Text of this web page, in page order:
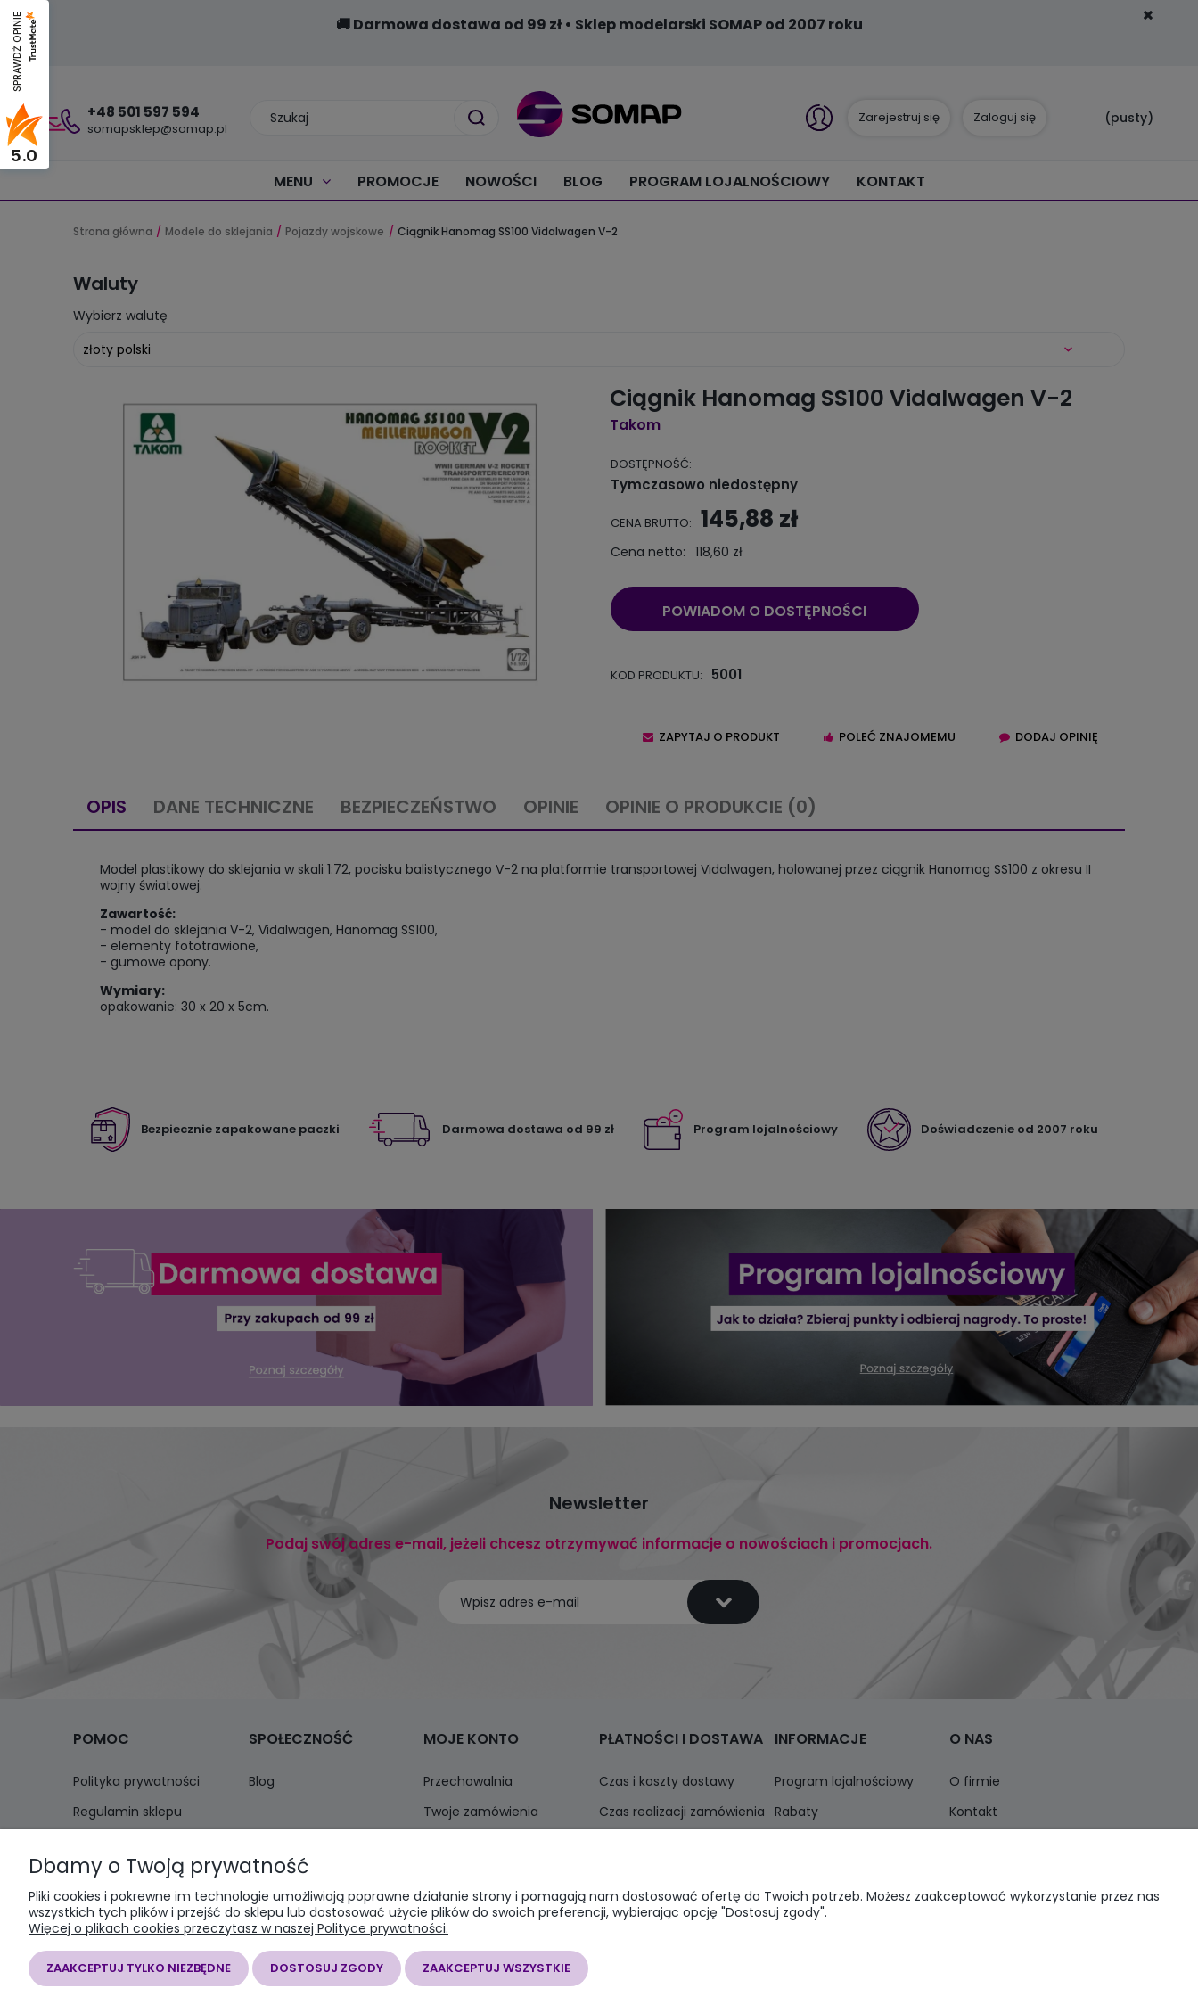
🚚 Darmowa dostawa od 99 zł • Sklep modelarski SOMAP od 2007 roku
+48 501 597 594
somapsklep@somap.pl
(pusty)
Zarejestruj się Zaloguj się
MENU PROMOCJE NOWOŚCI BLOG PROGRAM LOJALNOŚCIOWY KONTAKT
Strona główna Modele do sklejania Pojazdy wojskowe Ciągnik Hanomag SS100 Vidalwagen V-2
Waluty
Wybierz walutę
Ciągnik Hanomag SS100 Vidalwagen V-2
Takom
DOSTĘPNOŚĆ:
Tymczasowo niedostępny
CENA BRUTTO: 145,88 zł
Cena netto: 118,60 zł
POWIADOM O DOSTĘPNOŚCI
KOD PRODUKTU: 5001
ZAPYTAJ O PRODUKT POLEĆ ZNAJOMEMU DODAJ OPINIĘ
OPIS DANE TECHNICZNE BEZPIECZEŃSTWO OPINIE OPINIE O PRODUKCIE (0)
Model plastikowy do sklejania w skali 1:72, pocisku balistycznego V-2 na platformie transportowej Vidalwagen, holowanej przez ciągnik Hanomag SS100 z okresu II
wojny światowej.
Zawartość:
- model do sklejania V-2, Vidalwagen, Hanomag SS100,
- elementy fototrawione,
- gumowe opony.
Wymiary:
opakowanie: 30 x 20 x 5cm.
Bezpiecznie zapakowane paczki Darmowa dostawa od 99 zł Program lojalnościowy Doświadczenie od 2007 roku
Newsletter
Podaj swój adres e-mail, jeżeli chcesz otrzymywać informacje o nowościach i promocjach.
POMOC
Polityka prywatności
Regulamin sklepu
SPOŁECZNOŚĆ
Blog
MOJE KONTO
Przechowalnia
Twoje zamówienia
PŁATNOŚCI I DOSTAWA
Czas i koszty dostawy
Czas realizacji zamówienia
INFORMACJE
Program lojalnościowy
Rabaty
O NAS
O firmie
Kontakt
SOMAP sklep modelarski| al. Jana Pawła II 28, 43-100 Tychy, woj. śląskie | E-mail:
SPRAWDŹ OPINIE
5.0
Dbamy o Twoją prywatność
Pliki cookies i pokrewne im technologie umożliwiają poprawne działanie strony i pomagają nam dostosować ofertę do Twoich potrzeb. Możesz zaakceptować wykorzystanie przez nas
wszystkich tych plików i przejść do sklepu lub dostosować użycie plików do swoich preferencji, wybierając opcję "Dostosuj zgody".
Więcej o plikach cookies przeczytasz w naszej Polityce prywatności.
ZAAKCEPTUJ TYLKO NIEZBĘDNE DOSTOSUJ ZGODY ZAAKCEPTUJ WSZYSTKIE